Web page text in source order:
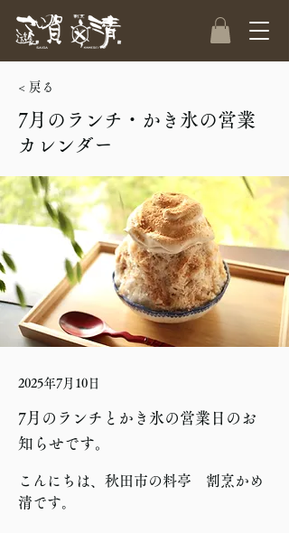
< 戻る
7月のランチ・かき氷の営業
カレンダー
2025年7月10日
7月のランチとかき氷の営業日のお
知らせです。
こんにちは、秋田市の料亭　割烹かめ
清です。